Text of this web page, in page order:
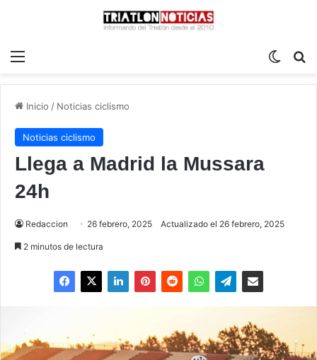
Inicio / Noticias ciclismo
Noticias ciclismo
Llega a Madrid la Mussara
24h
Redaccion 26 febrero, 2025 Actualizado el 26 febrero, 2025
2 minutos de lectura